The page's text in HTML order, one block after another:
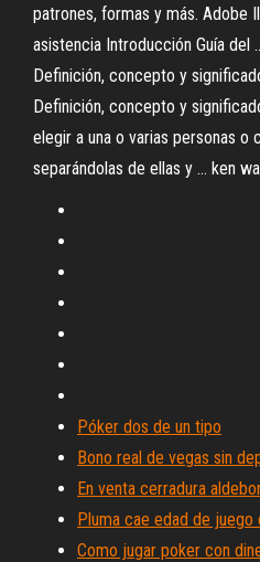
patrones, formas y más. Adobe
asistencia Introducción Guía del
Definición, concepto y
Definición, concepto y
elegir a una o varias personas o
separándolas de ellas y ... ken
Póker dos de un tipo
Bono real de vegas sin
En venta cerradura
Pluma cae edad de juego
Como jugar poker con